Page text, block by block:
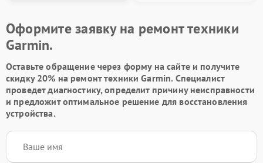
Оформите заявку на ремонт техники
Garmin.
Оставьте обращение через форму на сайте и получите
скидку 20% на ремонт техники Garmin. Специалист
проведет диагностику, определит причину неисправности
и предложит оптимальное решение для восстановления
устройства.